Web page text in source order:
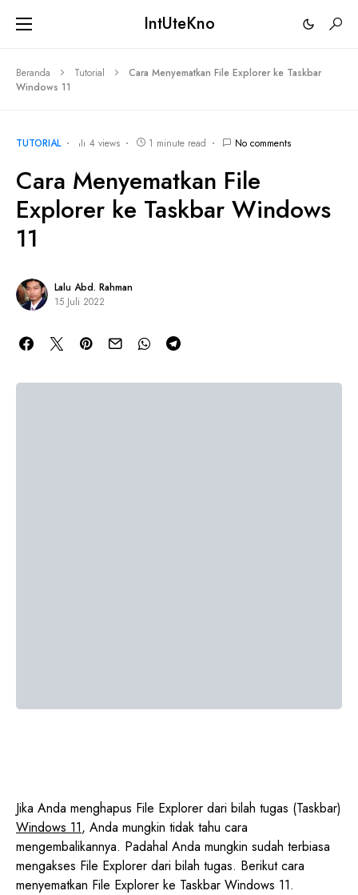
IntUteKno
Beranda Tutorial
Cara Menyematkan File Explorer ke Taskbar
Windows 11
TUTORIAL 4 views 1 minute read No comments
Cara Menyematkan File
Explorer ke Taskbar Windows
11
Lalu Abd. Rahman
15 Juli 2022
Jika Anda menghapus File Explorer dari bilah tugas (Taskbar)
Windows 11, Anda mungkin tidak tahu cara
mengembalikannya. Padahal Anda mungkin sudah terbiasa
mengakses File Explorer dari bilah tugas. Berikut cara
menyematkan File Explorer ke Taskbar Windows 11.